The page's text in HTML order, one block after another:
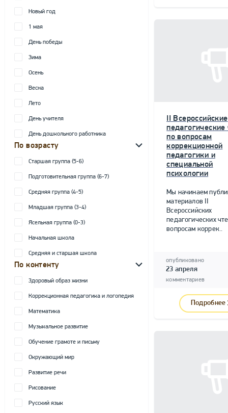
Новый год
1 мая
День победы
Зима
Осень
Весна
Лето
День учителя
День дошкольного работника
По возрасту
Старшая группа (5-6)
Подготовительная группа (6-7)
Средняя группа (4-5)
Младшая группа (3-4)
Ясельная группа (0-3)
Начальная школа
Средняя и старшая школа
По контенту
Здоровый образ жизни
Коррекционная педагогика и логопедия
Математика
Музыкальное развитие
Обучение грамоте и письму
Окружающий мир
Развитие речи
Рисование
Русский язык
II Всероссийские
педагогические
по вопросам
коррекционной
педагогики и
специальной
психологии
Мы начинаем
материалов II
Всероссийских
педагогических
вопросам коррек..
опубликовано
23 апреля
комментариев
Подробнее